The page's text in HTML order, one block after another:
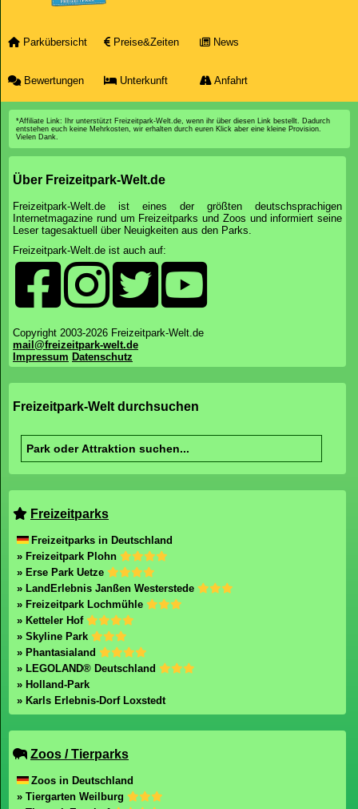
Parkübersicht Preise&Zeiten News
Bewertungen Unterkunft Anfahrt
*Affiliate Link: Ihr unterstützt Freizeitpark-Welt.de, wenn ihr über diesen Link bestellt. Dadurch
entstehen euch keine Mehrkosten, wir erhalten durch euren Klick aber eine kleine Provision.
Vielen Dank.
Über Freizeitpark-Welt.de
Freizeitpark-Welt.de ist eines der größten deutschsprachigen
Internetmagazine rund um Freizeitparks und Zoos und informiert seine
Leser tagesaktuell über Neuigkeiten aus den Parks.
Freizeitpark-Welt.de ist auch auf:
Copyright 2003-2026 Freizeitpark-Welt.de
mail@freizeitpark-welt.de
Impressum Datenschutz
Freizeitpark-Welt durchsuchen
Freizeitparks
Freizeitparks in Deutschland
» Freizeitpark Plohn
» Erse Park Uetze
» LandErlebnis Janßen Westerstede
» Freizeitpark Lochmühle
» Ketteler Hof
» Skyline Park
» Phantasialand
» LEGOLAND® Deutschland
» Holland-Park
» Karls Erlebnis-Dorf Loxstedt
Zoos / Tierparks
Zoos in Deutschland
» Tiergarten Weilburg